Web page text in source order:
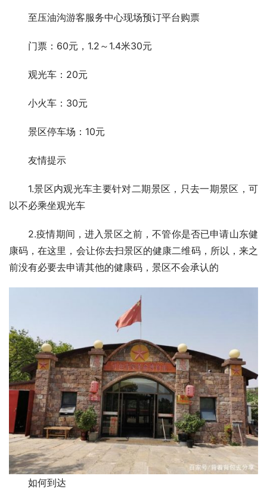
至压油沟游客服务中心现场预订平台购票
门票：60元，1.2～1.4米30元
观光车：20元
小火车：30元
景区停车场：10元
友情提示
1.景区内观光车主要针对二期景区，只去一期景区，可
以不必乘坐观光车
2.疫情期间，进入景区之前，不管你是否已申请山东健
康码，在这里，会让你去扫景区的健康二维码，所以，来之
前没有必要去申请其他的健康码，景区不会承认的
如何到达